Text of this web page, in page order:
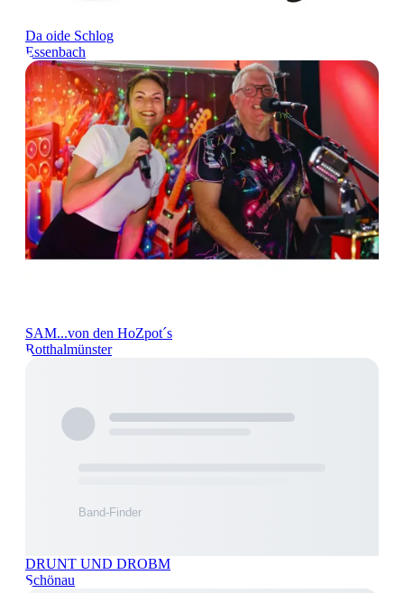
Da oide Schlog
Essenbach
SAM...von den HoZpot´s
Rotthalmünster
DRUNT UND DROBM
Schönau